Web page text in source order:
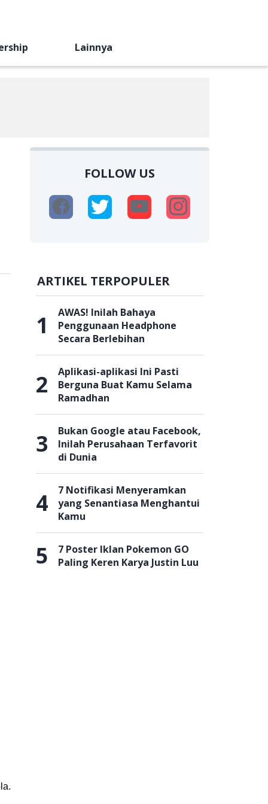
Lainnya
FOLLOW US
ARTIKEL TERPOPULER
1
AWAS! Inilah Bahaya
Penggunaan Headphone
Secara Berlebihan
2
Aplikasi-aplikasi Ini Pasti
Berguna Buat Kamu Selama
Ramadhan
3
Bukan Google atau Facebook,
Inilah Perusahaan Terfavorit
di Dunia
4
7 Notifikasi Menyeramkan
yang Senantiasa Menghantui
Kamu
5
7 Poster Iklan Pokemon GO
Paling Keren Karya Justin Luu